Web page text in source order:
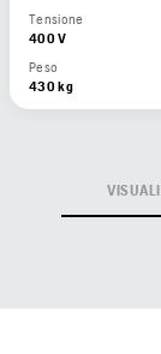
Tensione
400 V
Peso
430 kg